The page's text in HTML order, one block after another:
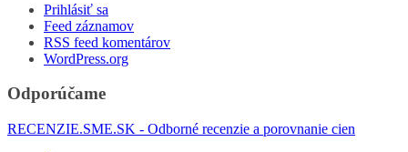
Prihlásiť sa
Feed záznamov
RSS feed komentárov
WordPress.org
Odporúčame
RECENZIE.SME.SK - Odborné recenzie a porovnanie cien